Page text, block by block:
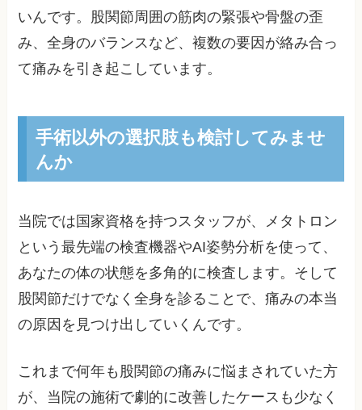
いんです。股関節周囲の筋肉の緊張や骨盤の歪
み、全身のバランスなど、複数の要因が絡み合っ
て痛みを引き起こしています。
手術以外の選択肢も検討してみませ
んか
当院では国家資格を持つスタッフが、メタトロン
という最先端の検査機器やAI姿勢分析を使って、
あなたの体の状態を多角的に検査します。そして
股関節だけでなく全身を診ることで、痛みの本当
の原因を見つけ出していくんです。
これまで何年も股関節の痛みに悩まされていた方
が、当院の施術で劇的に改善したケースも少なく